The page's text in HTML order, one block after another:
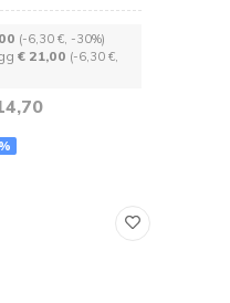
(-6,30 €, -30%)
€ 21,00 (-6,30 €,